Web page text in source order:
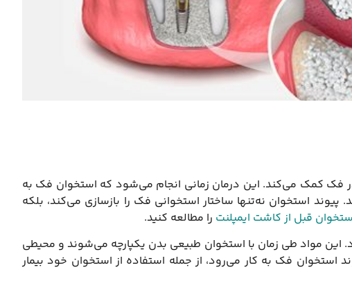
فک کمک می‌کند. این درمان زمانی انجام می‌شود که استخوان فک به
استخوان نه‌تنها ساختار استخوانی فک را بازسازی می‌کند، بلکه
قبل از کاشت ایمپلنت را مطالعه کنید.
این مواد طی زمان با استخوان طبیعی بدن یکپارچه می‌شوند و محیطی
استخوان فک به کار می‌رود، از جمله استفاده از استخوان خود بیمار